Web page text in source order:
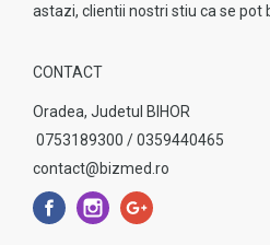
astazi, clientii nostri stiu ca se pot
CONTACT
Oradea, Judetul BIHOR
0753189300 / 0359440465
contact@bizmed.ro